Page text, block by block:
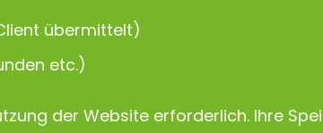
übermittelt)
etc.)
der Website erforderlich. Ihre